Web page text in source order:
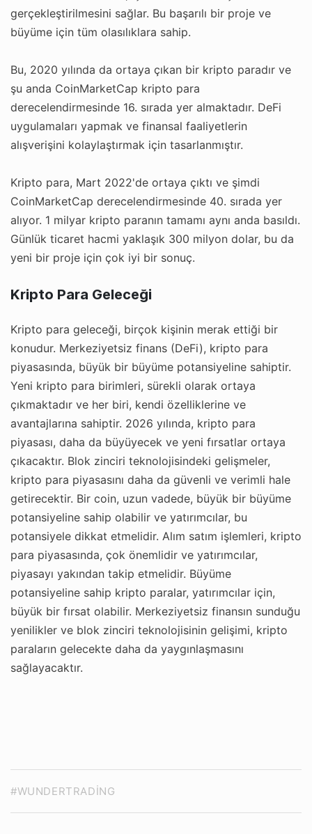
gerçekleştirilmesini sağlar. Bu başarılı bir proje ve
büyüme için tüm olasılıklara sahip.
Bu, 2020 yılında da ortaya çıkan bir kripto paradır ve
şu anda CoinMarketCap kripto para
derecelendirmesinde 16. sırada yer almaktadır. DeFi
uygulamaları yapmak ve finansal faaliyetlerin
alışverişini kolaylaştırmak için tasarlanmıştır.
Kripto para, Mart 2022'de ortaya çıktı ve şimdi
CoinMarketCap derecelendirmesinde 40. sırada yer
alıyor. 1 milyar kripto paranın tamamı aynı anda basıldı.
Günlük ticaret hacmi yaklaşık 300 milyon dolar, bu da
yeni bir proje için çok iyi bir sonuç.
Kripto Para Geleceği
Kripto para geleceği, birçok kişinin merak ettiği bir
konudur. Merkeziyetsiz finans (DeFi), kripto para
piyasasında, büyük bir büyüme potansiyeline sahiptir.
Yeni kripto para birimleri, sürekli olarak ortaya
çıkmaktadır ve her biri, kendi özelliklerine ve
avantajlarına sahiptir. 2026 yılında, kripto para
piyasası, daha da büyüyecek ve yeni fırsatlar ortaya
çıkacaktır. Blok zinciri teknolojisindeki gelişmeler,
kripto para piyasasını daha da güvenli ve verimli hale
getirecektir. Bir coin, uzun vadede, büyük bir büyüme
potansiyeline sahip olabilir ve yatırımcılar, bu
potansiyele dikkat etmelidir. Alım satım işlemleri, kripto
para piyasasında, çok önemlidir ve yatırımcılar,
piyasayı yakından takip etmelidir. Büyüme
potansiyeline sahip kripto paralar, yatırımcılar için,
büyük bir fırsat olabilir. Merkeziyetsiz finansın sunduğu
yenilikler ve blok zinciri teknolojisinin gelişimi, kripto
paraların gelecekte daha da yaygınlaşmasını
sağlayacaktır.
#WUNDERTRADING